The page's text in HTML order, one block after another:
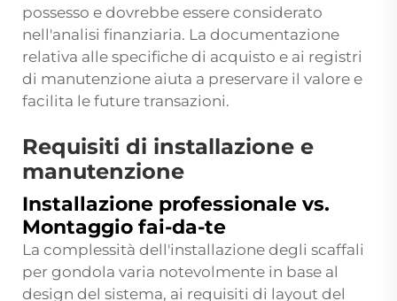
possesso e dovrebbe essere considerato
nell'analisi finanziaria. La documentazione
relativa alle specifiche di acquisto e ai registri
di manutenzione aiuta a preservare il valore e
facilita le future transazioni.
Requisiti di installazione e
manutenzione
Installazione professionale vs.
Montaggio fai-da-te
La complessità dell'installazione degli scaffali
per gondola varia notevolmente in base al
design del sistema, ai requisiti di layout del